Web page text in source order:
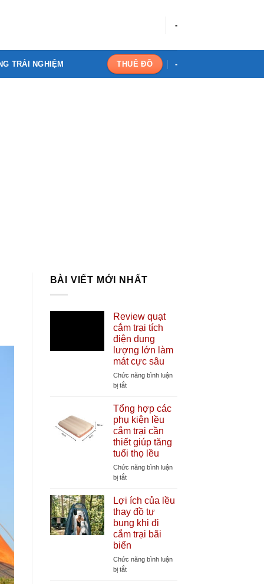
-
TRẢI NGHIỆM THUÊ ĐỒ -
BÀI VIẾT MỚI NHẤT
Review quạt
cắm trại tích
điện dung
lượng lớn làm
mát cực sâu
Chức năng bình luận
bị tắtở
quạt
cắm
trại
tích
điện
dung
lượng
lớn
mát
cực
sâu
Tổng hợp các
phụ kiện lều
cắm trại cần
thiết giúp tăng
tuổi thọ lều
Chức năng bình luận
bị tắtở
hợp
phụ
kiện
lều
cắm
trại
cần
Lợi ích của lều
thay đồ tự
bung khi đi
cắm trại bãi
biển
Chức năng bình luận
bị tắtở